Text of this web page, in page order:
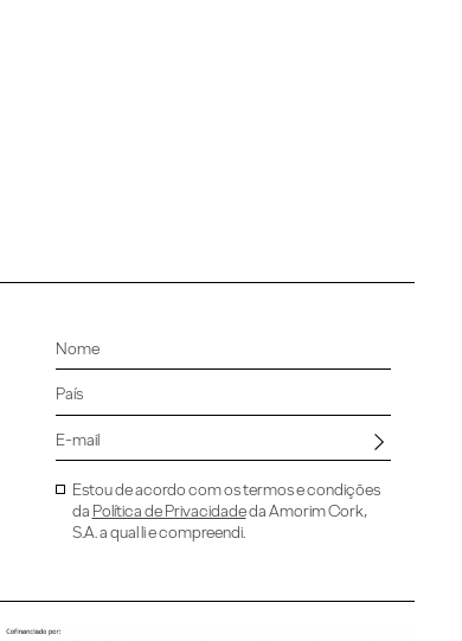
Estou de acordo com os termos e condições
da Política de Privacidadeda Amorim Cork,
S.A. a qual li e compreendi.